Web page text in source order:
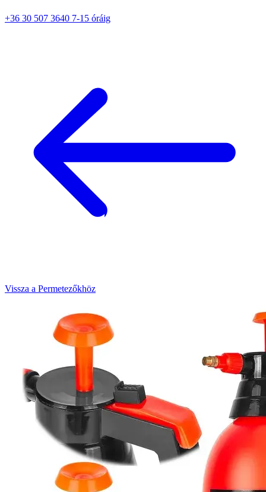
+36 30 507 3640 7-15 óráig
Vissza a Permetezőkhöz